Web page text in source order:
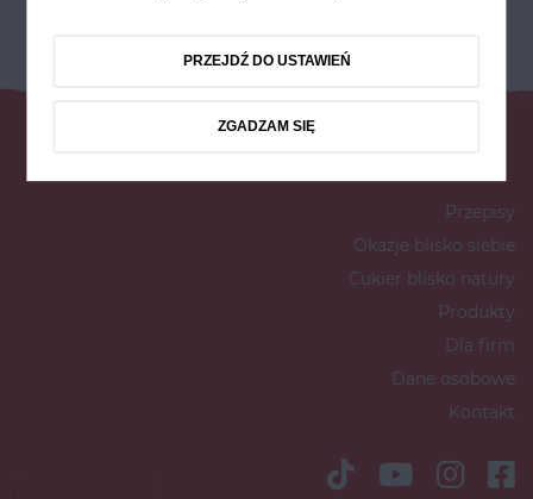
Przepisy
Okazje blisko siebie
Cukier blisko natury
Produkty
Dla firm
Dane osobowe
Kontakt
PRZEJDŹ DO USTAWIEŃ
ZGADZAM SIĘ